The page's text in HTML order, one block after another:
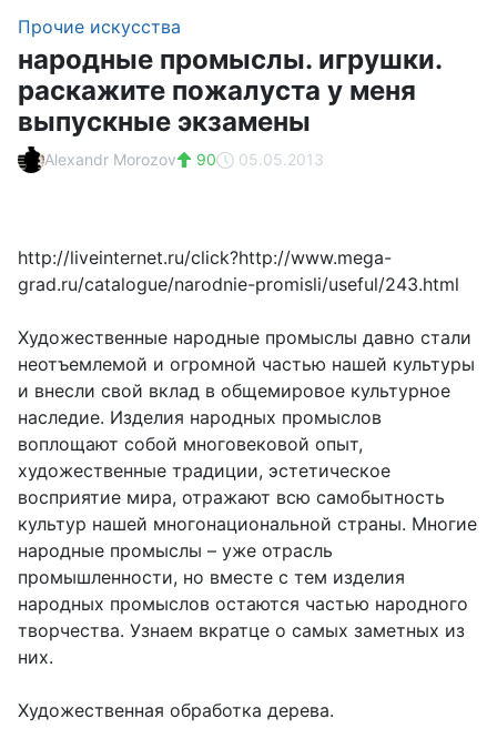
Прочие искусства
народные промыслы. игрушки.
раскажите пожалуста у меня
выпускные экзамены
Alexandr Morozov 90 05.05.2013
http://liveinternet.ru/click?http://www.mega-
grad.ru/catalogue/narodnie-promisli/useful/243.html
Художественные народные промыслы давно стали
неотъемлемой и огромной частью нашей культуры
и внесли свой вклад в общемировое культурное
наследие. Изделия народных промыслов
воплощают собой многовековой опыт,
художественные традиции, эстетическое
восприятие мира, отражают всю самобытность
культур нашей многонациональной страны. Многие
народные промыслы – уже отрасль
промышленности, но вместе с тем изделия
народных промыслов остаются частью народного
творчества. Узнаем вкратце о самых заметных из
них.
Художественная обработка дерева.